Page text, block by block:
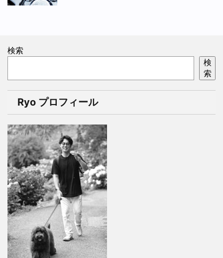
検索
検
索
Ryo プロフィール